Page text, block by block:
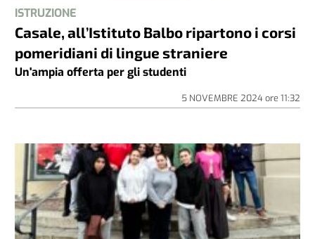
ISTRUZIONE
Casale, all’Istituto Balbo ripartono i corsi
pomeridiani di lingue straniere
Un'ampia offerta per gli studenti
5 NOVEMBRE 2024ore 11:32